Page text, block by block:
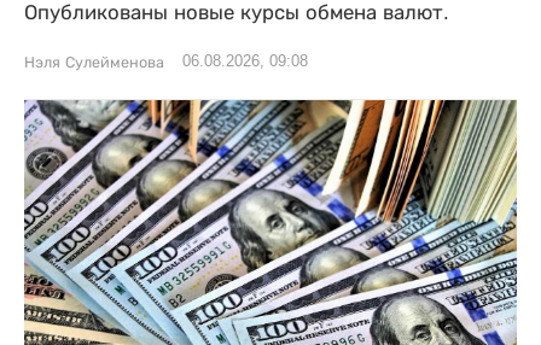
Опубликованы новые курсы обмена валют.
Нэля Сулейменова 06.08.2026, 09:08